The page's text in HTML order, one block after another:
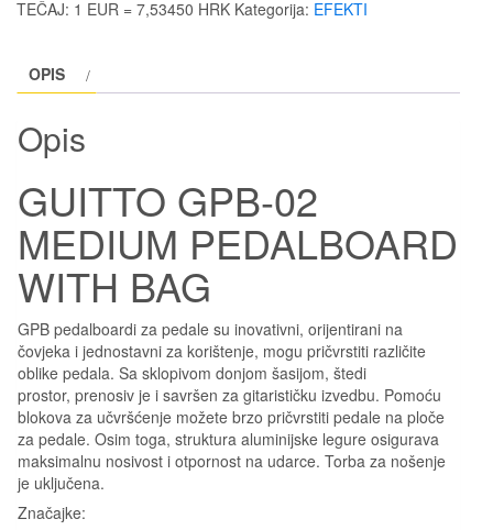
BAG
TEČAJ: 1 EUR = 7,53450 HRK Kategorija: EFEKTI
OPIS
Opis
GUITTO GPB-02
MEDIUM PEDALBOARD
WITH BAG
GPB pedalboardi za pedale su inovativni, orijentirani na
čovjeka i jednostavni za korištenje, mogu pričvrstiti različite
oblike pedala. Sa sklopivom donjom šasijom, štedi
prostor, prenosiv je i savršen za gitarističku izvedbu. Pomoću
blokova za učvršćenje možete brzo pričvrstiti pedale na ploče
za pedale. Osim toga, struktura aluminijske legure osigurava
maksimalnu nosivost i otpornost na udarce. Torba za nošenje
je uključena.
Značajke: